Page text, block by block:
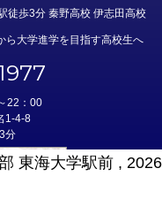
徒歩3分 秦野高校 伊志田高校
ら大学進学を目指す高校生へ
22：00
1-4-8
分
東海大学駅前 , 2026